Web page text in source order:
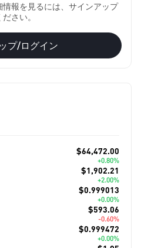
報を見るには、サインアップ
さい。
プ/ログイン
$64,472.00
+0.80%
$1,902.21
+2.00%
$0.999013
+0.00%
$593.06
-0.60%
$0.999472
+0.00%